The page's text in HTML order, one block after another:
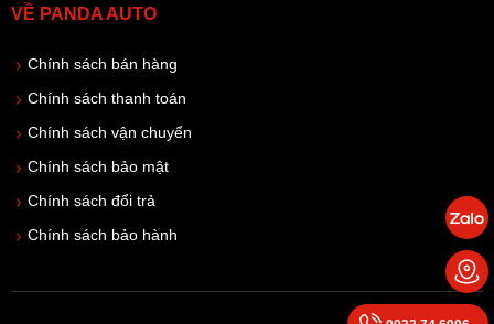
VỀ PANDA AUTO
Chính sách bán hàng
Chính sách thanh toán
Chính sách vận chuyển
Chính sách bảo mật
Chính sách đổi trả
Chính sách bảo hành